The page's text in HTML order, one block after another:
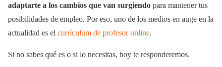
adaptarte a los cambios que van surgiendo para mantener tus
posibilidades de empleo. Por eso, uno de los medios en auge en la
actualidad es el currículum de profesor online.
Si no sabes qué es o si lo necesitas, hoy te responderemos.